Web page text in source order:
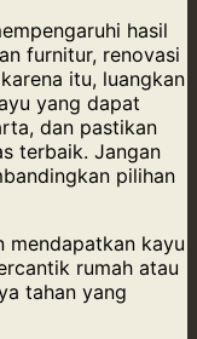
hasil
furnitur, renovasi
itu, luangkan
yang dapat
dan pastikan
terbaik. Jangan
pilihan
mendapatkan kayu
rumah atau
tahan yang